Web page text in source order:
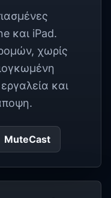
και iPad.
χωρίς
και
MuteCast